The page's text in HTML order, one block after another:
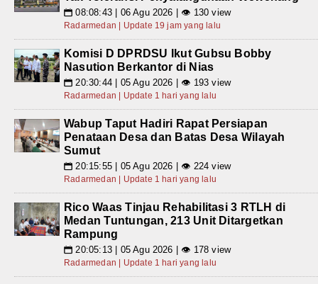
📅 08:08:43 | 06 Agu 2026 | 👁 130 view
Radarmedan | Update 19 jam yang lalu
Komisi D DPRDSU Ikut Gubsu Bobby
Nasution Berkantor di Nias
📅 20:30:44 | 05 Agu 2026 | 👁 193 view
Radarmedan | Update 1 hari yang lalu
Wabup Taput Hadiri Rapat Persiapan
Penataan Desa dan Batas Desa Wilayah
Sumut
📅 20:15:55 | 05 Agu 2026 | 👁 224 view
Radarmedan | Update 1 hari yang lalu
Rico Waas Tinjau Rehabilitasi 3 RTLH di
Medan Tuntungan, 213 Unit Ditargetkan
Rampung
📅 20:05:13 | 05 Agu 2026 | 👁 178 view
Radarmedan | Update 1 hari yang lalu